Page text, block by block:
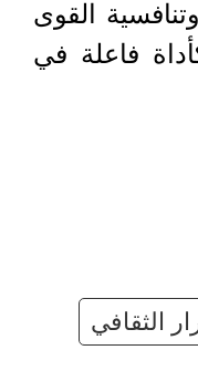
القوى
فاعلة في
الثقافي